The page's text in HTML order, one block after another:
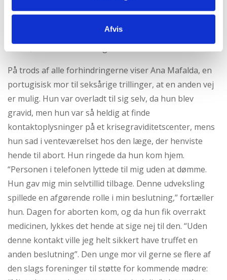
Afvis
arbejde under alle mine graviditeter, jeg opdrog alle
mine børn alene. Jeg ville rigtig gerne have haft mere
støtte,” fortæller hun meget berørt.
På trods af alle forhindringerne viser Ana Mafalda, en
portugisisk mor til seksårige trillinger, at en anden vej
er mulig. Hun var overladt til sig selv, da hun blev
gravid, men hun var så heldig at finde
kontaktoplysninger på et krisegraviditetscenter, mens
hun sad i venteværelset hos den læge, der henviste
hende til abort. Hun ringede da hun kom hjem.
“Personen i telefonen lyttede til mig uden at dømme.
Hun gav mig min selvtillid tilbage. Denne udveksling
spillede en afgørende rolle i min beslutning,” fortæller
hun. Dagen for aborten kom, og da hun fik overrakt
medicinen, lykkes det hende at sige nej til den. “Uden
denne kontakt ville jeg helt sikkert have truffet en
anden beslutning”. Den unge mor vil gerne se flere af
den slags foreninger til støtte for kommende mødre: